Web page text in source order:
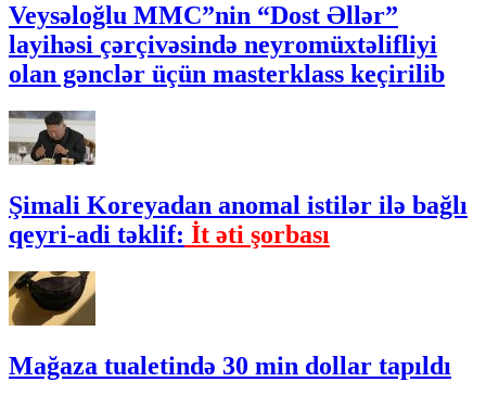
Veysəloğlu MMC”nin “Dost Əllər”
layihəsi çərçivəsində neyromüxtəlifliyi
olan gənclər üçün masterklass keçirilib
Şimali Koreyadan anomal istilər ilə bağlı
qeyri-adi təklif: İt əti şorbası
Mağaza tualetində 30 min dollar tapıldı